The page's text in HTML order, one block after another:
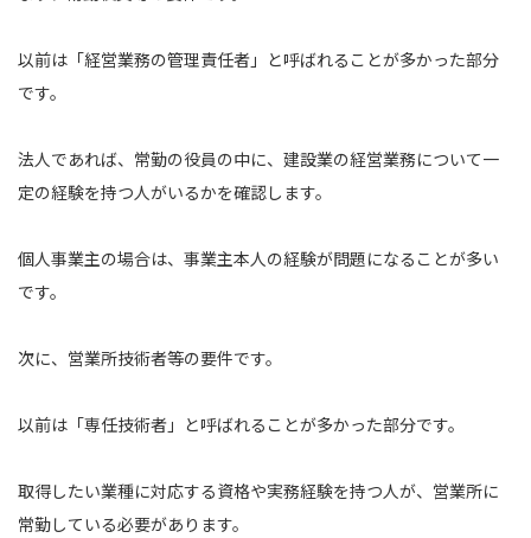
以前は「経営業務の管理責任者」と呼ばれることが多かった部分
です。
法人であれば、常勤の役員の中に、建設業の経営業務について一
定の経験を持つ人がいるかを確認します。
個人事業主の場合は、事業主本人の経験が問題になることが多い
です。
次に、営業所技術者等の要件です。
以前は「専任技術者」と呼ばれることが多かった部分です。
取得したい業種に対応する資格や実務経験を持つ人が、営業所に
常勤している必要があります。